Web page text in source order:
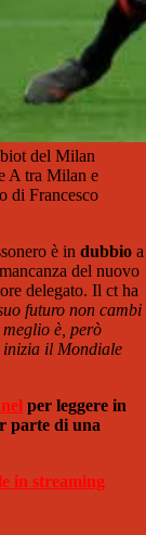
del Milan
A tra Milan e
di Francesco
è in dubbio a
del nuovo
delegato. Il ct ha
futuro non cambi
è, però
inizia il Mondiale
per leggere in
parte di una
in streaming